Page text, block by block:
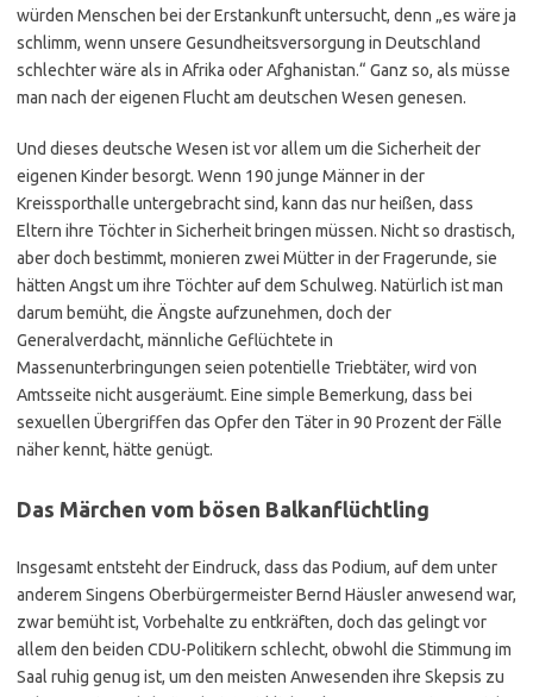
würden Menschen bei der Erstankunft untersucht, denn „es wäre ja
schlimm, wenn unsere Gesundheitsversorgung in Deutschland
schlechter wäre als in Afrika oder Afghanistan.“ Ganz so, als müsse
man nach der eigenen Flucht am deutschen Wesen genesen.
Und dieses deutsche Wesen ist vor allem um die Sicherheit der
eigenen Kinder besorgt. Wenn 190 junge Männer in der
Kreissporthalle untergebracht sind, kann das nur heißen, dass
Eltern ihre Töchter in Sicherheit bringen müssen. Nicht so drastisch,
aber doch bestimmt, monieren zwei Mütter in der Fragerunde, sie
hätten Angst um ihre Töchter auf dem Schulweg. Natürlich ist man
darum bemüht, die Ängste aufzunehmen, doch der
Generalverdacht, männliche Geflüchtete in
Massenunterbringungen seien potentielle Triebtäter, wird von
Amtsseite nicht ausgeräumt. Eine simple Bemerkung, dass bei
sexuellen Übergriffen das Opfer den Täter in 90 Prozent der Fälle
näher kennt, hätte genügt.
Das Märchen vom bösen Balkanflüchtling
Insgesamt entsteht der Eindruck, dass das Podium, auf dem unter
anderem Singens Oberbürgermeister Bernd Häusler anwesend war,
zwar bemüht ist, Vorbehalte zu entkräften, doch das gelingt vor
allem den beiden CDU-Politikern schlecht, obwohl die Stimmung im
Saal ruhig genug ist, um den meisten Anwesenden ihre Skepsis zu